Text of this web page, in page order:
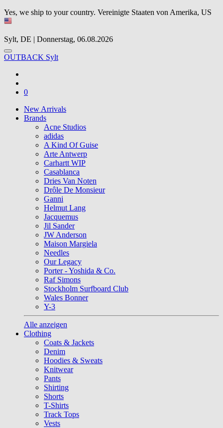
Yes, we ship to your country. Vereinigte Staaten von Amerika, US
Sylt, DE | Donnerstag, 06.08.2026
OUTBACK Sylt
0
New Arrivals
Brands
Acne Studios
adidas
A Kind Of Guise
Arte Antwerp
Carhartt WIP
Casablanca
Dries Van Noten
Drôle De Monsieur
Ganni
Helmut Lang
Jacquemus
Jil Sander
JW Anderson
Maison Margiela
Needles
Our Legacy
Porter - Yoshida & Co.
Raf Simons
Stockholm Surfboard Club
Wales Bonner
Y-3
Alle anzeigen
Clothing
Coats & Jackets
Denim
Hoodies & Sweats
Knitwear
Pants
Shirting
Shorts
T-Shirts
Track Tops
Vests